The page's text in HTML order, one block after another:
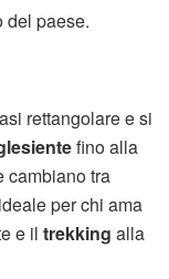
del paese.
rettangolare e si
fino alla
cambiano tra
per chi ama
e il trekking alla